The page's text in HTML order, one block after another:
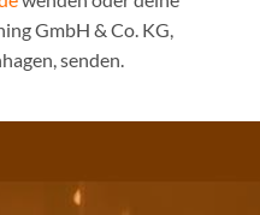
GmbH & Co. KG,
senden.